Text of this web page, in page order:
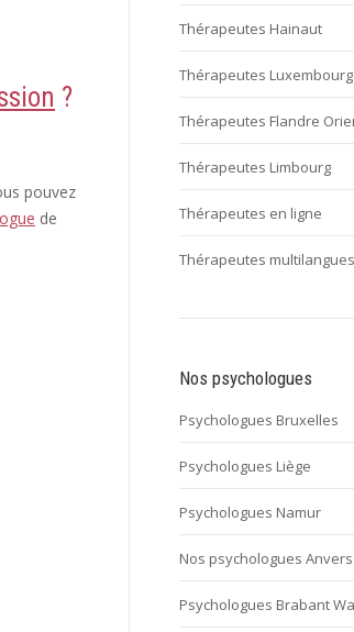
?
pouvez
de
Thérapeutes Hainaut
Thérapeutes Luxembourg
Thérapeutes Flandre
Thérapeutes Limbourg
Thérapeutes en ligne
Thérapeutes multilangues
Nos psychologues
Psychologues Bruxelles
Psychologues Liège
Psychologues Namur
Nos psychologues Anvers
Psychologues Brabant